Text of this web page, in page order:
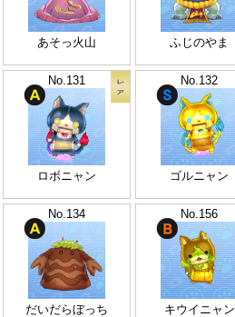
あそっ火山 ふじのやま
No.131
ロボニャン
No.132
ゴルニャン
No.134
だいだらぼっち
No.156
キウイニャン